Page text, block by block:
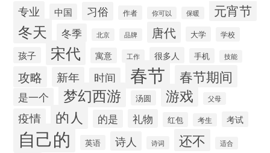
专业 中国 习俗 作者 你可以 保暖 元宵节
冬天 冬季 北京 品牌 唐代 大学 学校
孩子 宋代 寓意 工作 很多人 手机 技能
攻略 新年 时间 春节 春节期间
是一个 梦幻西游 汤圆 游戏 父母
疫情 的人 的是 礼物 红包 考生 考试
自己的 英语 诗人 诗词 还不 适合